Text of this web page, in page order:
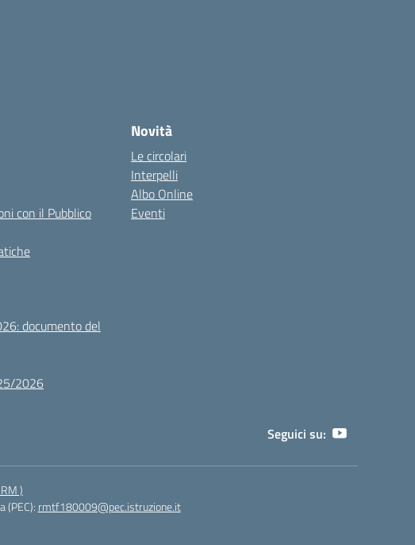
con il Pubblico
documento del
2026
Novità
Le circolari
Interpelli
Albo Online
Eventi
Seguici su:
)
(PEC): rmtf180009@pec.istruzione.it